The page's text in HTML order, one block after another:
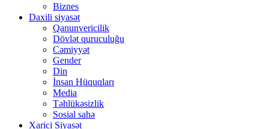
Biznes
Daxili siyasət
Qanunvericilik
Dövlət quruculuğu
Cəmiyyət
Gender
Din
İnsan Hüquqları
Media
Təhlükəsizlik
Sosial sahə
Xarici Siyasət